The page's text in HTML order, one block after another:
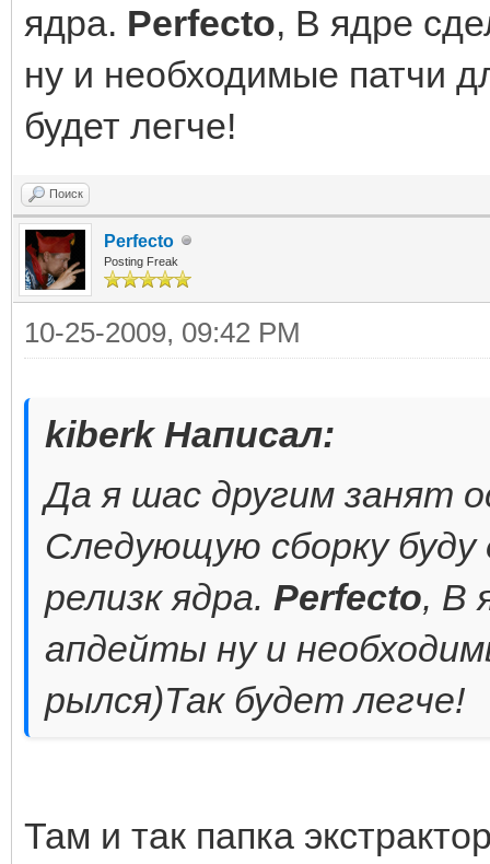
ядра. Perfecto, В ядре
ну и необходимые патчи
будет легче!
Поиск
Perfecto
Posting Freak
10-25-2009, 09:42 PM
kiberk Написал:
Да я шас другим занят
Следующую сборку
релизк ядра. Perfecto, В
апдейты ну и
рылся)Так будет легче!
Там и так папка